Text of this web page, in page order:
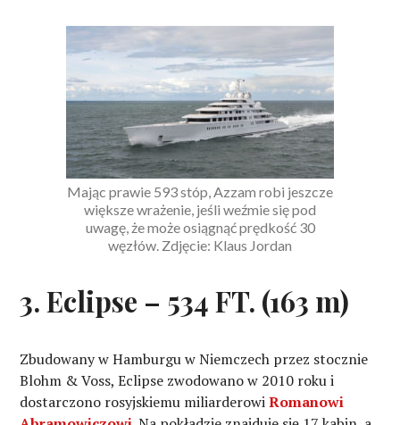
Mając prawie 593 stóp, Azzam robi jeszcze
większe wrażenie, jeśli weźmie się pod
uwagę, że może osiągnąć prędkość 30
węzłów. Zdjęcie: Klaus Jordan
3. Eclipse – 534 FT. (163 m)
Zbudowany w Hamburgu w Niemczech przez stocznie
Blohm & Voss, Eclipse zwodowano w 2010 roku i
dostarczono rosyjskiemu miliarderowiRomanowi